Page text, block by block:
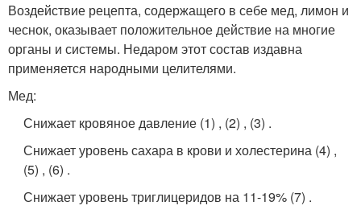
Воздействие рецепта, содержащего в себе мед, лимон и
чеснок, оказывает положительное действие на многие
органы и системы. Недаром этот состав издавна
применяется народными целителями.
Мед:
Снижает кровяное давление (1) , (2) , (3) .
Снижает уровень сахара в крови и холестерина (4) ,
(5) , (6) .
Снижает уровень триглицеридов на 11-19% (7) .